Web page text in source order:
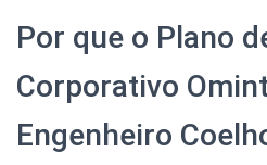
Por que o Plano
Corporativo
Engenheiro